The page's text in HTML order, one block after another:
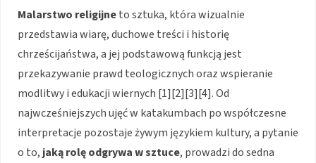
Malarstwo religijneto sztuka, która wizualnie
przedstawia wiarę, duchowe treści i historię
chrześcijaństwa, a jej podstawową funkcją jest
przekazywanie prawd teologicznych oraz wspieranie
modlitwy i edukacji wiernych [1][2][3][4]. Od
najwcześniejszych ujęć w katakumbach po współczesne
interpretacje pozostaje żywym językiem kultury, a pytanie
o to, jaką rolę odgrywa w sztuce, prowadzi do sedna